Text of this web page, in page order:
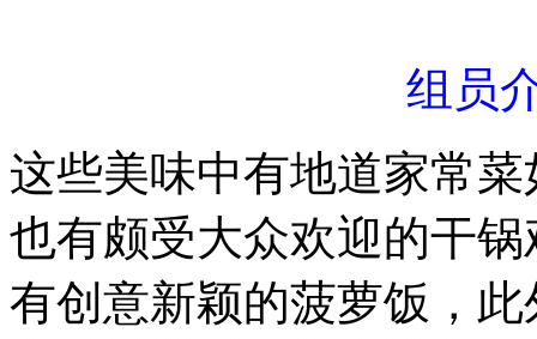
组员
这些美味中有地道家常
也有颇受大众欢迎的干
有创意新颖的菠萝饭，